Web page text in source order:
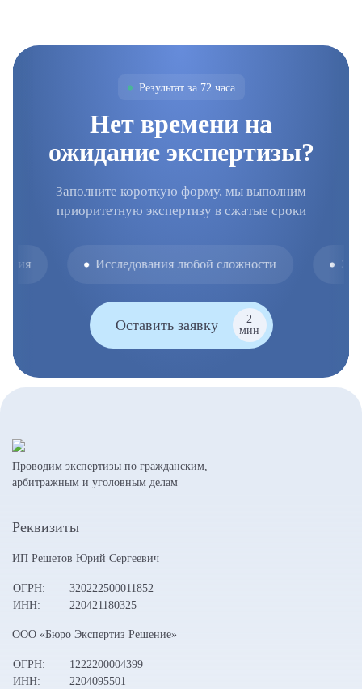
Результат за 72 часа
Нет времени на
ожидание экспертизы?
Заполните короткую форму, мы выполним
приоритетную экспертизу в сжатые сроки
Исследования любой сложности
Оставить заявку
2
мин
Проводим экспертизы по гражданским,
арбитражным и уголовным делам
Реквизиты
ИП Решетов Юрий Сергеевич
ОГРН:
320222500011852
ИНН:
220421180325
ООО «Бюро Экспертиз Решение»
ОГРН:
1222200004399
ИНН:
2204095501